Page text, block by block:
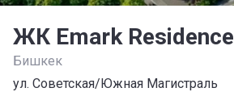
ЖК Emark Residence
Бишкек
ул. Советская/Южная Магистраль